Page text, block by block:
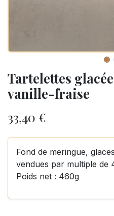
Tartelettes
vanille-fraise
33,40 €
Fond de meringue,
vendues par multiple de
Poids net : 460g